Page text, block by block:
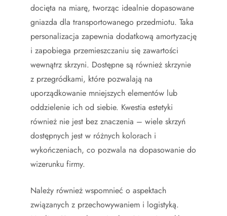
docięta na miarę, tworząc idealnie dopasowane
gniazda dla transportowanego przedmiotu. Taka
personalizacja zapewnia dodatkową amortyzację
i zapobiega przemieszczaniu się zawartości
wewnątrz skrzyni. Dostępne są również skrzynie
z przegródkami, które pozwalają na
uporządkowanie mniejszych elementów lub
oddzielenie ich od siebie. Kwestia estetyki
również nie jest bez znaczenia – wiele skrzyń
dostępnych jest w różnych kolorach i
wykończeniach, co pozwala na dopasowanie do
wizerunku firmy.
Należy również wspomnieć o aspektach
związanych z przechowywaniem i logistyką.